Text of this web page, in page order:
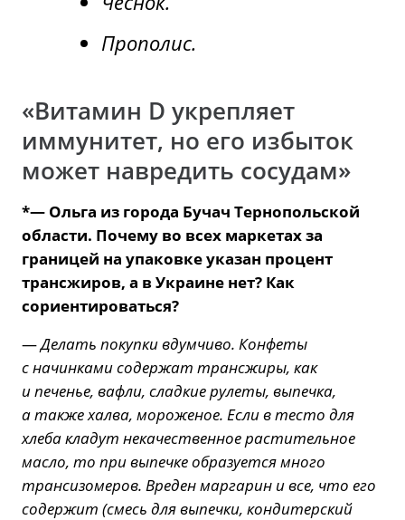
Прополис.
«Витамин D укрепляет
иммунитет, но его избыток
может навредить сосудам»
*— Ольга из города Бучач Тернопольской
области. Почему во всех маркетах за
границей на упаковке указан процент
трансжиров, а в Украине нет? Как
сориентироваться?
—Делать покупки вдумчиво. Конфеты
с начинками содержат трансжиры, как
и печенье, вафли, сладкие рулеты, выпечка,
а также халва, мороженое. Если в тесто для
хлеба кладут некачественное растительное
масло, то при выпечке образуется много
трансизомеров. Вреден маргарин и все, что его
содержит (смесь для выпечки, кондитерский